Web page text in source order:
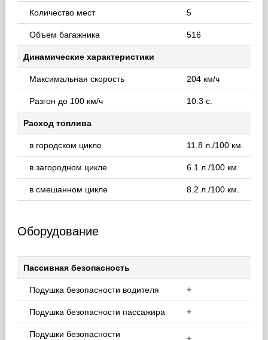
Количество мест 5
Объем багажника 516
Динамические характеристики
Максимальная скорость 204 км/ч
Разгон до 100 км/ч 10.3 с.
Расход топлива
в городском цикле 11.8 л./100 км.
в загородном цикле 6.1 л./100 км.
в смешанном цикле 8.2 л./100 км.
Оборудование
Пассивная безопасность
Подушка безопасности водителя +
Подушка безопасности пассажира +
Подушки безопасности